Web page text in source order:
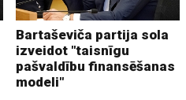
Bartaševiča partija sola
izveidot "taisnīgu
pašvaldību finansēšanas
modeli"